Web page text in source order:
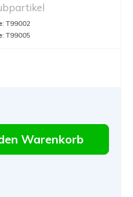
: T99002
: T99005
Warenkorb